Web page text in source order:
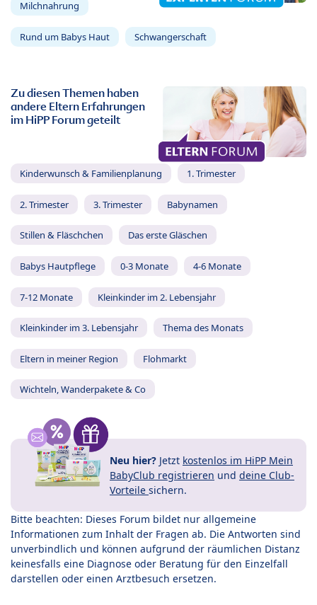
Milchnahrung
Rund um Babys Haut Schwangerschaft
Zu diesen Themen haben
andere Eltern Erfahrungen
im HiPP Forum geteilt
Kinderwunsch & Familienplanung 1. Trimester
2. Trimester 3. Trimester Babynamen
Stillen & Fläschchen Das erste Gläschen
Babys Hautpflege 0-3 Monate 4-6 Monate
7-12 Monate Kleinkinder im 2. Lebensjahr
Kleinkinder im 3. Lebensjahr Thema des Monats
Eltern in meiner Region Flohmarkt
Wichteln, Wanderpakete & Co
Neu hier? Jetzt kostenlos im HiPP Mein
BabyClub registrieren und deine Club-
Vorteile sichern.
Bitte beachten: Dieses Forum bildet nur allgemeine
Informationen zum Inhalt der Fragen ab. Die Antworten sind
unverbindlich und können aufgrund der räumlichen Distanz
keinesfalls eine Diagnose oder Beratung für den Einzelfall
darstellen oder einen Arztbesuch ersetzen.